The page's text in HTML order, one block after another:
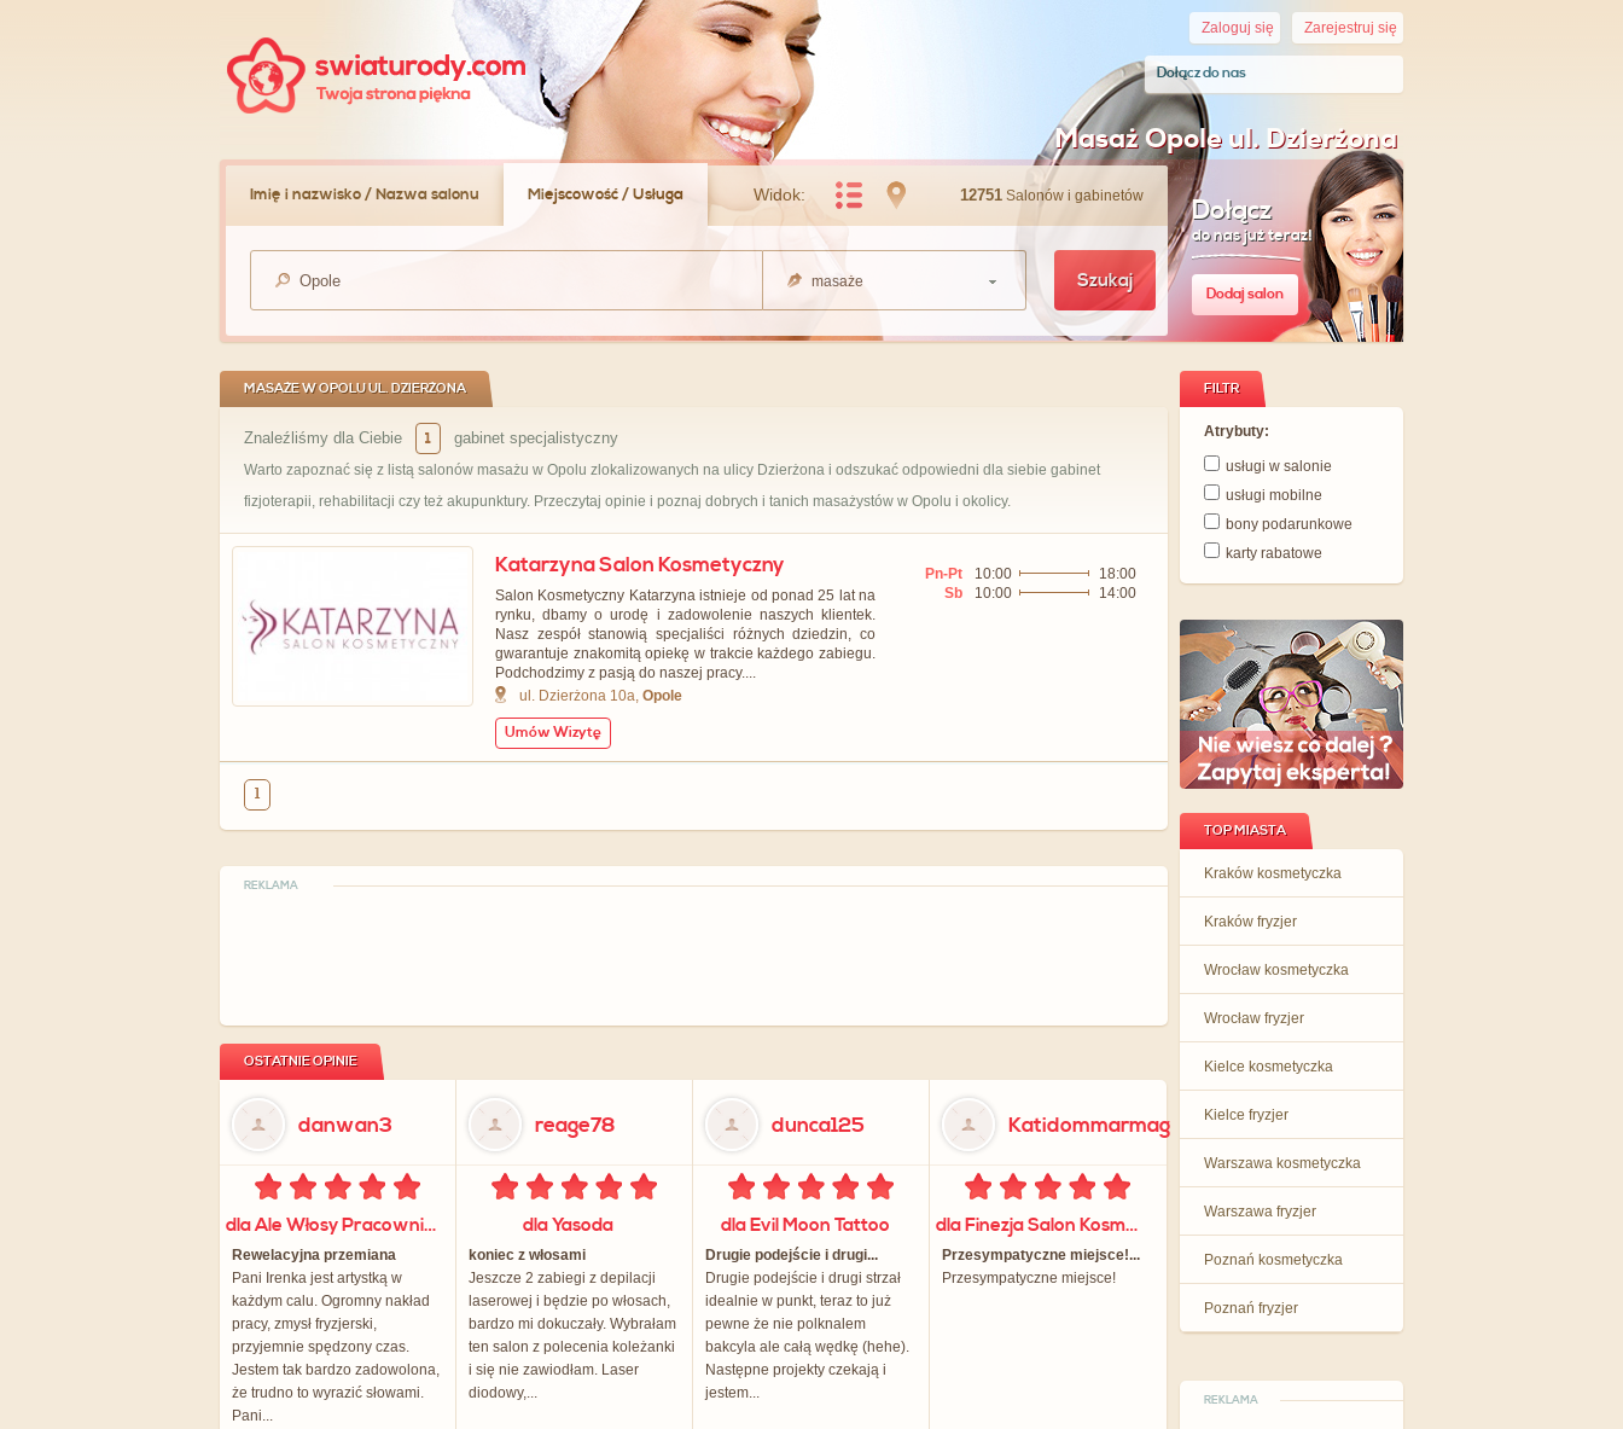
Zarejestruj się
Zaloguj się
Dołącz do nas
Masaż Opole ul. Dzierżona
Imię i nazwisko / Nazwa salonu Miejscowość / Usługa 12751 Salonów i gabinetów
Widok:
masaże Szukaj
Dołącz
do nas już teraz!
Dodaj salon
MASAŻE W OPOLU UL. DZIERŻONA
Znaleźliśmy dla Ciebie 1 gabinet specjalistyczny
Warto zapoznać się z listą salonów masażu w Opolu zlokalizowanych na ulicy Dzierżona i odszukać odpowiedni dla siebie gabinet
fizjoterapii, rehabilitacji czy też akupunktury. Przeczytaj opinie i poznaj dobrych i tanich masażystów w Opolu i okolicy.
Katarzyna Salon Kosmetyczny
Salon Kosmetyczny Katarzyna istnieje od ponad 25 lat na
rynku, dbamy o urodę i zadowolenie naszych klientek.
Nasz zespół stanowią specjaliści różnych dziedzin, co
gwarantuje znakomitą opiekę w trakcie każdego zabiegu.
Podchodzimy z pasją do naszej pracy....
ul. Dzierżona 10a, Opole
Umów Wizytę
Pn-Pt 10:00
18:00
Sb
10:00 14:00
1
FILTR
Atrybuty:
usługi w salonie
usługi mobilne
bony podarunkowe
karty rabatowe
TOP MIASTA
Kraków kosmetyczka
Kraków fryzjer
Wrocław kosmetyczka
Wrocław fryzjer
Kielce kosmetyczka
Kielce fryzjer
Warszawa kosmetyczka
Warszawa fryzjer
Poznań kosmetyczka
Poznań fryzjer
REKLAMA
REKLAMA
OSTATNIE OPINIE
danwan3
dla Ale Włosy Pracownia Fryzjerska
Rewelacyjna przemiana
Pani Irenka jest artystką w
każdym calu. Ogromny nakład
pracy, zmysł fryzjerski,
przyjemnie spędzony czas.
Jestem tak bardzo zadowolona,
że trudno to wyrazić słowami.
Pani...
reage78
dla Yasoda
koniec z włosami
Jeszcze 2 zabiegi z depilacji
laserowej i będzie po włosach,
bardzo mi dokuczały. Wybrałam
ten salon z polecenia koleżanki
i się nie zawiodłam. Laser
diodowy,...
dunca125
dla Evil Moon Tattoo
Drugie podejście i drugi...
Drugie podejście i drugi strzał
idealnie w punkt, teraz to już
pewne że nie polknalem
bakcyla ale całą wędkę (hehe).
Następne projekty czekają i
jestem...
Katidommarmag
dla Finezja Salon Kosmetyczno - Fryzjerski
Przesympatyczne miejsce!...
Przesympatyczne miejsce!